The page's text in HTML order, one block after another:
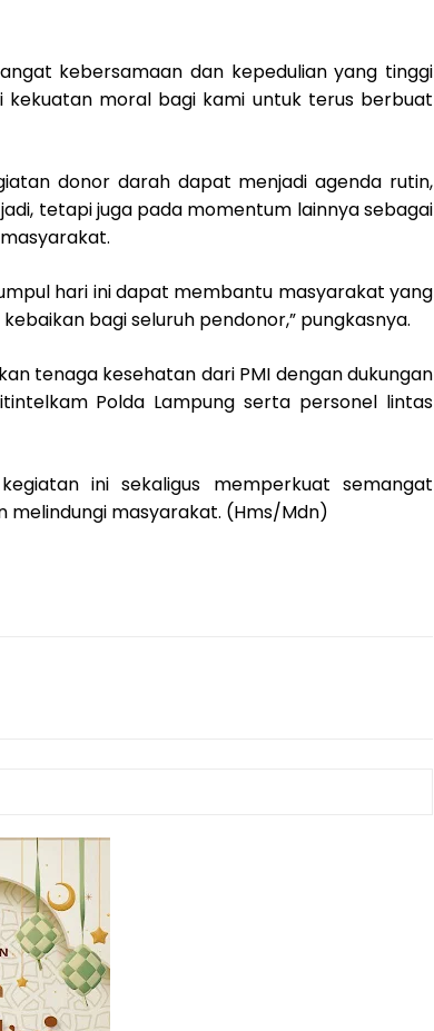
kebersamaan dan kepedulian yang tinggi
kekuatan moral bagi kami untuk terus berbuat
donor darah dapat menjadi agenda rutin,
tetapi juga pada momentum lainnya sebagai
hari ini dapat membantu masyarakat yang
bagi seluruh pendonor,” pungkasnya.
tenaga kesehatan dari PMI dengan dukungan
Polda Lampung serta personel lintas
ini sekaligus memperkuat semangat
melindungi masyarakat. (Hms/Mdn)